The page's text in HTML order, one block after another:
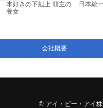
本好きの下剋上 領主の
養女
日本統
© アイ・ピー・アイ
会社概要